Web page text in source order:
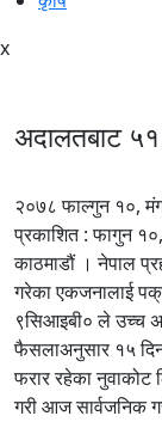
x
अदालतबाट ५१
२०७८ फाल्गुन १०,
प्रकाशित : फागुन
काठमाडौं । नेपाल
गरेका एकजनालाई
९सिआइबी० ले उच्च
फैसलाअनुसार १५
फरार रहेका नुवाकोट
गरी आज सार्वजनिक